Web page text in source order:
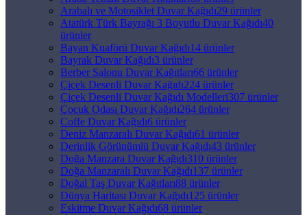
Arabalı ve Motosiklet Duvar Kağıdı29 ürünler
Atatürk Türk Bayrağı 3 Boyutlu Duvar Kağıdı40
ürünler
Bayan Kuaförü Duvar Kağıdı14 ürünler
Bayrak Duvar Kağıdı3 ürünler
Berber Salonu Duvar Kağıtları66 ürünler
Çiçek Desenli Duvar Kağıdı224 ürünler
Çiçek Desenli Duvar Kağıdı Modelleri307 ürünler
Çocuk Odası Duvar Kağıdı264 ürünler
Coffe Duvar Kağıdı6 ürünler
Deniz Manzaralı Duvar Kağıdı61 ürünler
Derinlik Görünümlü Duvar Kağıdı43 ürünler
Doğa Manzara Duvar Kağıdı310 ürünler
Doğa Manzaralı Duvar Kağıdı137 ürünler
Doğal Taş Duvar Kağıtları88 ürünler
Dünya Haritası Duvar Kağıdı125 ürünler
Eskitme Duvar Kağıdı68 ürünler